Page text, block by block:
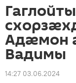
Адӕмон
Вадимы
14:27 03.06.2024